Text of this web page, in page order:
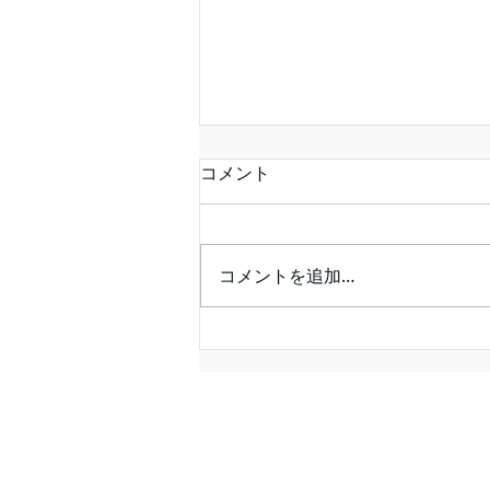
８月の工房休業日
コメント
コメントを追加…